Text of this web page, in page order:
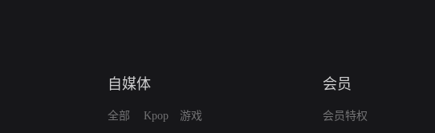
自媒体
全部 Kpop 游戏
会员
会员特权